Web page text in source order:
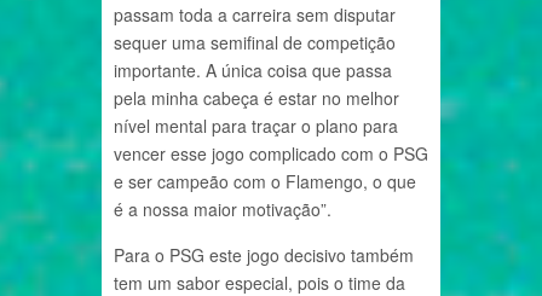
passam toda a carreira sem disputar
sequer uma semifinal de competição
importante. A única coisa que passa
pela minha cabeça é estar no melhor
nível mental para traçar o plano para
vencer esse jogo complicado com o PSG
e ser campeão com o Flamengo, o que
é a nossa maior motivação”.
Para o PSG este jogo decisivo também
tem um sabor especial, pois o time da